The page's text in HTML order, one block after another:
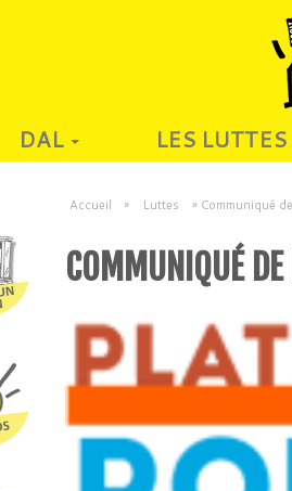
DAL LES LUTTES
Accueil » Luttes » Communiqué
COMMUNIQUÉ